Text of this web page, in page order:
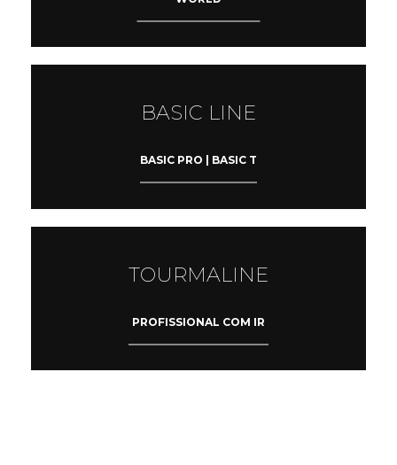
BASIC LINE
BASIC PRO | BASIC T
TOURMALINE
PROFISSIONAL COM IR